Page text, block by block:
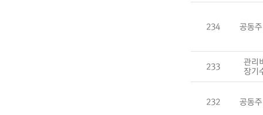
234 공동
233
관리
장기
232 공동